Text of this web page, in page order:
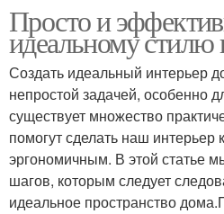
Просто и
идеальному стилю
Создать идеальный интерьер
непростой задачей, особенно
существует множество
помогут сделать наш интерьер
эргономичным. В этой статье
шагов, которым следует
идеальное пространство